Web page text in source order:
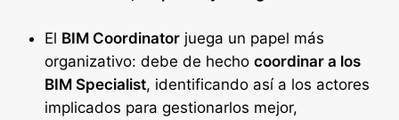
El BIM Coordinator juega un papel más
organizativo: debe de hecho coordinar a los
BIM Specialist, identificando así a los actores
implicados para gestionarlos mejor,